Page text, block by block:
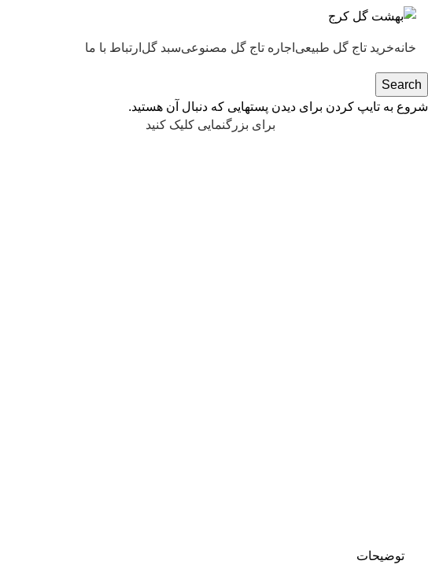
خانهخرید تاج گل طبیعی اجاره تاج گل مصنوعیسبد گل ارتباط با ما
برای بزرگنمایی کلیک کنید
توضیحات
Search
شروع به تایپ کردن برای دیدن پستهایی که دنبال آن هستید.